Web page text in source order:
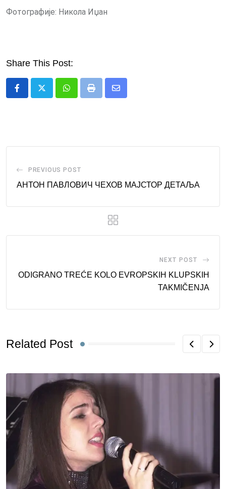
Фотографије: Никола Иџан
Share This Post:
WhatsappPrint
Share
PREVIOUS POST
АНТОН ПАВЛОВИЧ ЧЕХОВ МАЈСТОР ДЕТАЉА
NEXT POST
ODIGRANO TREĆE KOLO EVROPSKIH KLUPSKIH
TAKMIČENJA
Related Post